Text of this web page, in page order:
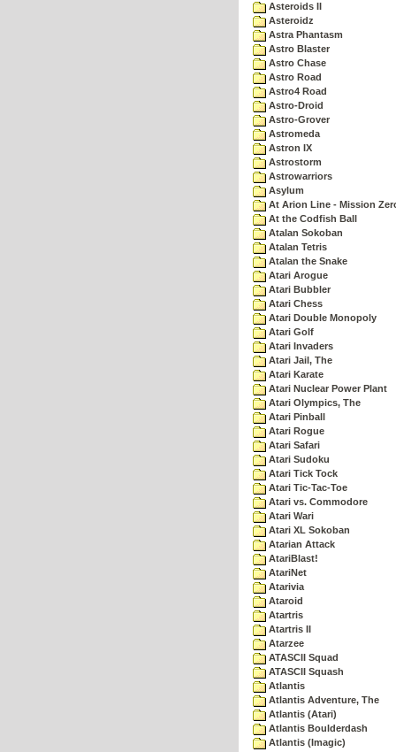
Asteroids II
Asteroidz
Astra Phantasm
Astro Blaster
Astro Chase
Astro Road
Astro4 Road
Astro-Droid
Astro-Grover
Astromeda
Astron IX
Astrostorm
Astrowarriors
Asylum
At Arion Line - Mission
At the Codfish Ball
Atalan Sokoban
Atalan Tetris
Atalan the Snake
Atari Arogue
Atari Bubbler
Atari Chess
Atari Double Monopoly
Atari Golf
Atari Invaders
Atari Jail, The
Atari Karate
Atari Nuclear Power Plant
Atari Olympics, The
Atari Pinball
Atari Rogue
Atari Safari
Atari Sudoku
Atari Tick Tock
Atari Tic-Tac-Toe
Atari vs. Commodore
Atari Wari
Atari XL Sokoban
Atarian Attack
AtariBlast!
AtariNet
Atarivia
Ataroid
Atartris
Atartris II
Atarzee
ATASCII Squad
ATASCII Squash
Atlantis
Atlantis Adventure, The
Atlantis (Atari)
Atlantis Boulderdash
Atlantis (Imagic)